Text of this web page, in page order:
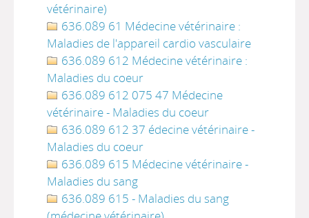
vétérinaire)
636.089 61 Médecine vétérinaire :
Maladies de l'appareil cardio vasculaire
636.089 612 Médecine vétérinaire :
Maladies du coeur
636.089 612 075 47 Médecine
vétérinaire - Maladies du coeur
636.089 612 37 édecine vétérinaire -
Maladies du coeur
636.089 615 Médecine vétérinaire -
Maladies du sang
636.089 615 - Maladies du sang